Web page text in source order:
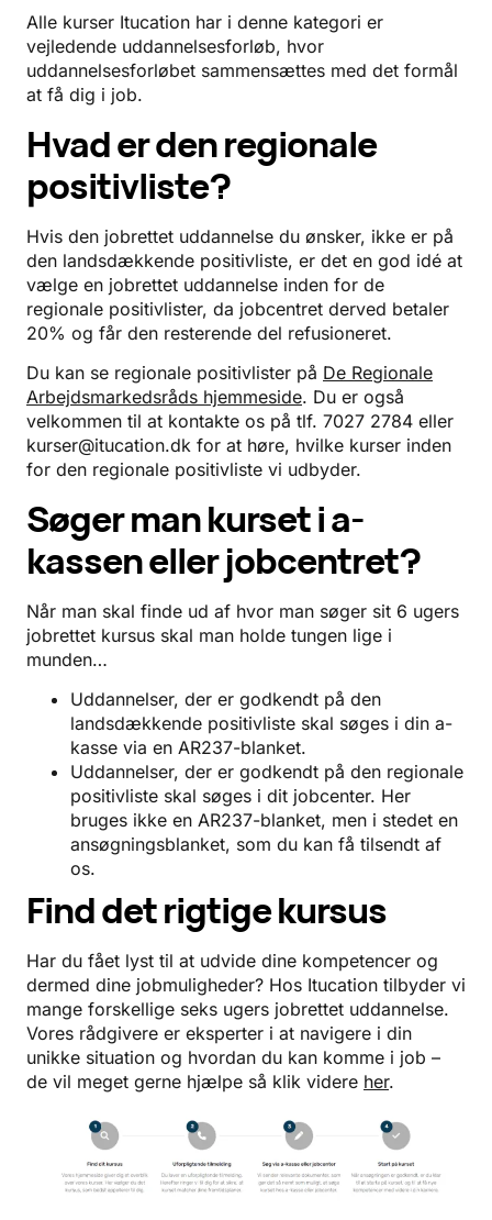
Alle kurser Itucation har i denne kategori er
vejledende uddannelsesforløb, hvor
uddannelsesforløbet sammensættes med det formål
at få dig i job.
Hvad er den regionale
positivliste?
Hvis den jobrettet uddannelse du ønsker, ikke er på
den landsdækkende positivliste, er det en god idé at
vælge en jobrettet uddannelse inden for de
regionale positivlister, da jobcentret derved betaler
20% og får den resterende del refusioneret.
Du kan se regionale positivlister på De Regionale
Arbejdsmarkedsråds hjemmeside. Du er også
velkommen til at kontakte os på tlf. 7027 2784 eller
kurser@itucation.dk for at høre, hvilke kurser inden
for den regionale positivliste vi udbyder.
Søger man kurset i a-
kassen eller jobcentret?
Når man skal finde ud af hvor man søger sit 6 ugers
jobrettet kursus skal man holde tungen lige i
munden…
Uddannelser, der er godkendt på den
landsdækkende positivliste skal søges i din a-
kasse via en AR237-blanket.
Uddannelser, der er godkendt på den regionale
positivliste skal søges i dit jobcenter. Her
bruges ikke en AR237-blanket, men i stedet en
ansøgningsblanket, som du kan få tilsendt af
os.
Find det rigtige kursus
Har du fået lyst til at udvide dine kompetencer og
dermed dine jobmuligheder? Hos Itucation tilbyder vi
mange forskellige seks ugers jobrettet uddannelse.
Vores rådgivere er eksperter i at navigere i din
unikke situation og hvordan du kan komme i job –
de vil meget gerne hjælpe så klik videre her.